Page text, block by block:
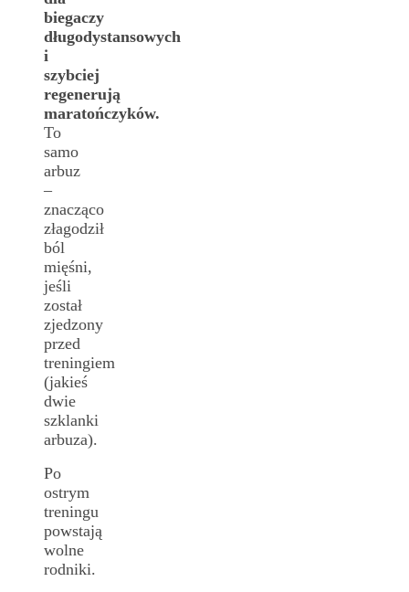
biegaczy
długodystansowych
i
szybciej
regenerują
maratończyków.
To
samo
arbuz
–
znacząco
złagodził
ból
mięśni,
jeśli
został
zjedzony
przed
treningiem
(jakieś
dwie
szklanki
arbuza).
Po
ostrym
treningu
powstają
wolne
rodniki.